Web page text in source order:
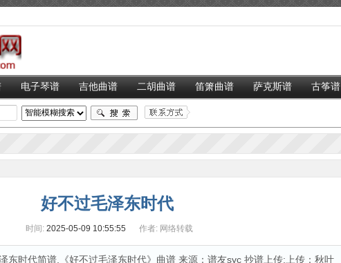
电子琴谱 吉他曲谱 二胡曲谱 笛箫曲谱 萨克斯谱 古筝谱
好不过毛泽东时代
时间: 2025-05-09 10:55:55 作者: 网络转载
东时代简谱,《好不过毛泽东时代》曲谱 来源：谱友syc 抄谱上传;上传：秋叶